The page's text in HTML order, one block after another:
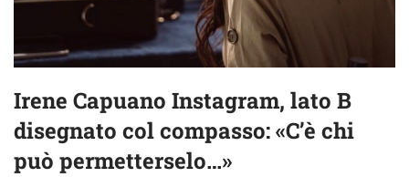
Irene Capuano Instagram, lato B
disegnato col compasso: «C’è chi
può permetterselo…»